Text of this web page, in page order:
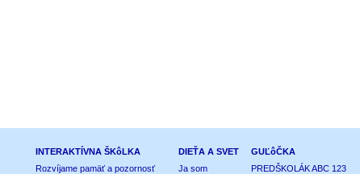
INTERAKTÍVNA ŠKôLKA
Rozvíjame pamäť a pozornosť
DIEŤA A SVET
Ja som
GUĽôČKA
PREDŠKOLÁK ABC 123